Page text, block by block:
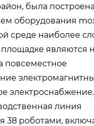
была
оборудования
среде наиболее
являются
повсеместное
линия
38 роботами,